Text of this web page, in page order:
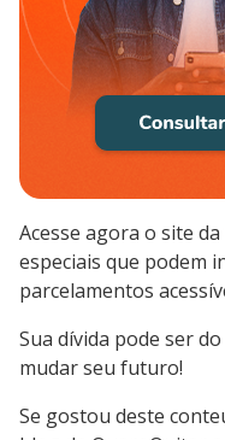
Acesse agora o site da
especiais que podem
parcelamentos
Sua dívida pode ser
mudar seu futuro!
Se gostou deste